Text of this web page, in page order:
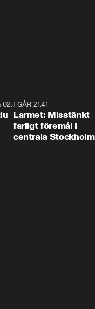
1:06
02:30I GÅR 21:41
Larmet: Misstänkt
farligt föremål i
centrala Stockholm